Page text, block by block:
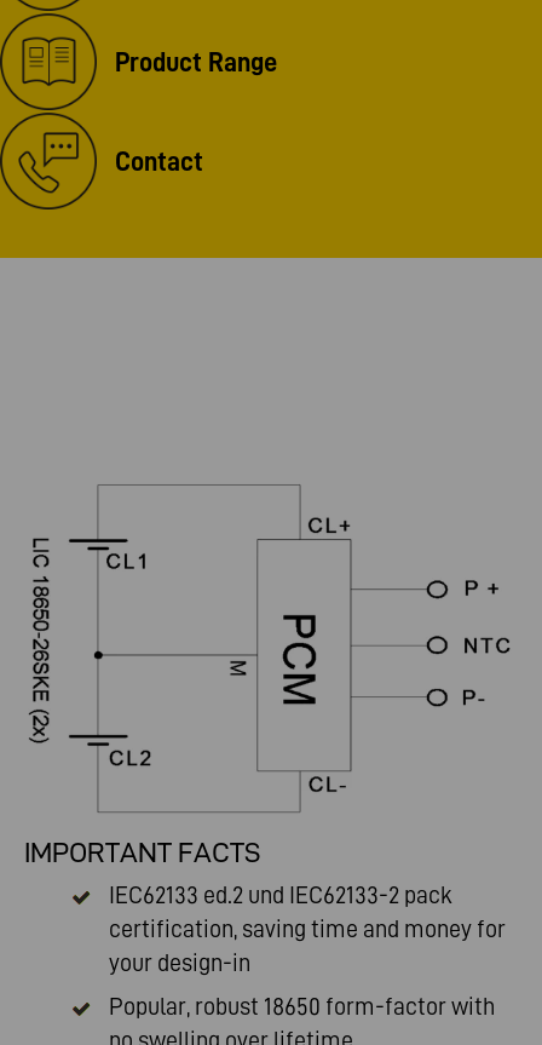
Product Range
Contact
IMPORTANT FACTS
IEC62133 ed.2 und IEC62133-2 pack
certification, saving time and money for
your design-in
Popular, robust 18650 form-factor with